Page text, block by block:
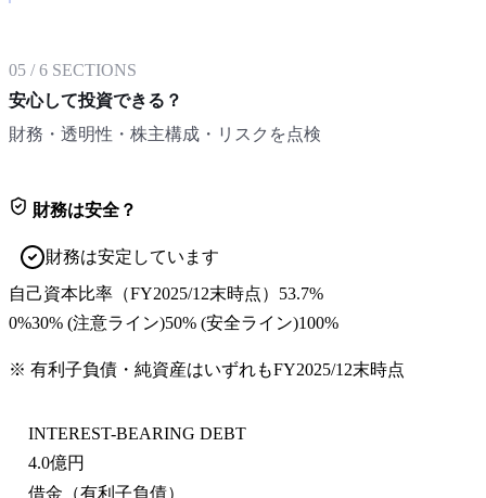
05 /6 SECTIONS
安心して投資できる？
財務・透明性・株主構成・リスクを点検
財務は安全？
財務は安定しています
自己資本比率 （FY2025/12末時点） 53.7%
0%30% (注意ライン)50% (安全ライン)100%
※ 有利子負債・純資産はいずれもFY2025/12末時点
INTEREST-BEARING DEBT
4.0億円
借金（有利子負債）